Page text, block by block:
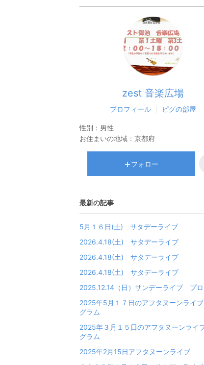
zest 音楽広場
プロフィール ピグの部屋
性別： 男性
お住まいの地域： 京都府
フォロー
最新の記事
5月１６日(土) サタデーライブ
2026.4.18(土) サタデーライブ
2026.4.18(土) サタデーライブ
2026.4.18(土) サタデーライブ
2025.12.14（日）サンデーライブ プロ
2025年5月１７日のアフタヌーンライ
グラム
2025年３月１５日のアフタヌーンラ
グラム
2025年2月15日アフタヌーンライブ